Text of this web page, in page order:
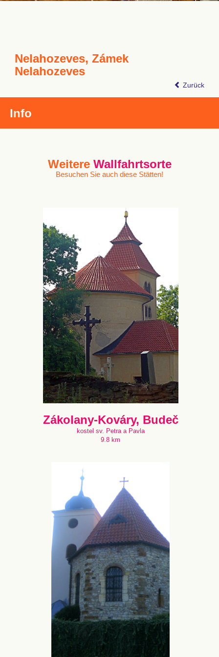
Nelahozeves, Zámek
Nelahozeves
Zurück
Info
Weitere Wallfahrtsorte
Besuchen Sie auch diese Stätten!
Zákolany-Kováry, Budeč
kostel sv. Petra a Pavla
9.8 km